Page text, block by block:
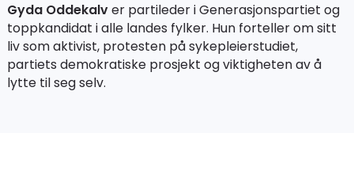
Gyda Oddekalver partileder i Generasjonspartiet og
toppkandidat i alle landes fylker. Hun forteller om sitt
liv som aktivist, protesten på sykepleierstudiet,
partiets demokratiske prosjekt og viktigheten av å
lytte til seg selv.